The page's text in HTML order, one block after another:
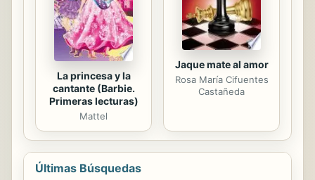
La princesa y la
cantante (Barbie.
Primeras lecturas)
Mattel
Jaque mate al amor
Rosa María Cifuentes
Castañeda
Últimas Búsquedas